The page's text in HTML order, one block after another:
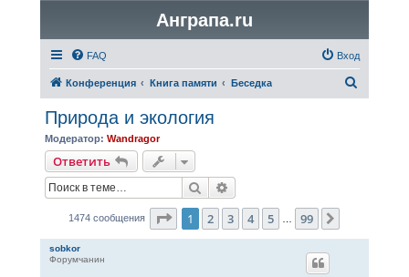
Анграпа.ru
FAQ Вход
Конференция Книга памяти Беседка
Природа и экология
Модератор: Wandragor
Ответить
Поиск
1474 сообщения Страница из 99
1 2 3 4 5 99
sobkor
Форумчанин